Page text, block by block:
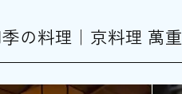
の料理｜京料理 萬重